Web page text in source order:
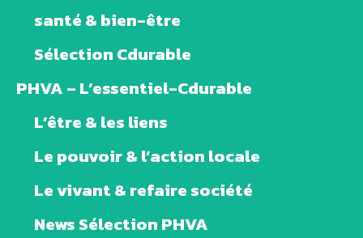
santé & bien-être
Sélection Cdurable
PHVA – L’essentiel-Cdurable
L’être & les liens
Le pouvoir & l’action locale
Le vivant & refaire société
News Sélection PHVA